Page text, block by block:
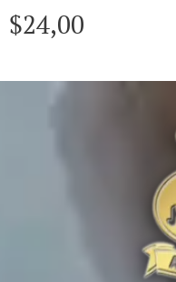
$24,00